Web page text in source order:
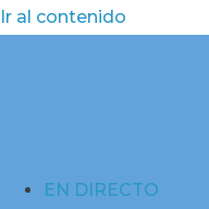
Ir al contenido
EN DIRECTO